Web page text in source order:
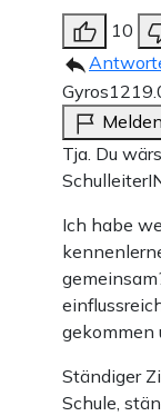
10
Gyros12
Melden
Tja. Du
Ich habe
gekommen
Ständiger
Schule,